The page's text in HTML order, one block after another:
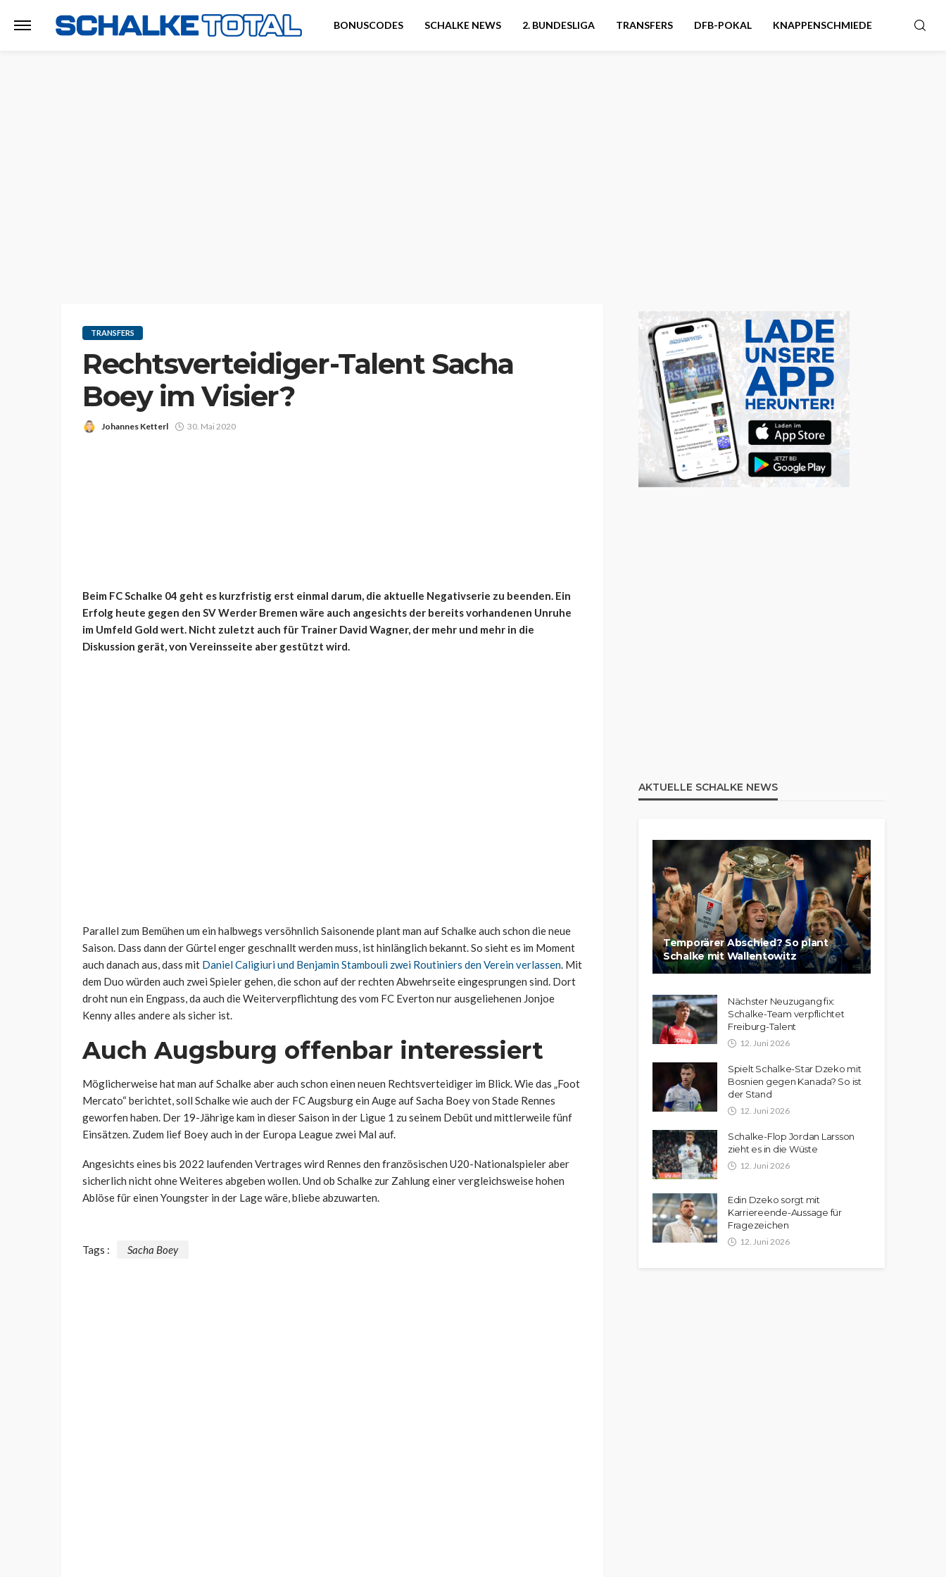
BONUSCODES SCHALKE NEWS 2. BUNDESLIGA TRANSFERS DFB-POKAL KNAPPENSCHMIEDE
TRANSFERS
Rechtsverteidiger-Talent Sacha
Boey im Visier?
Johannes Ketterl 30. Mai 2020
Beim FC Schalke 04 geht es kurzfristig erst einmal darum, die aktuelle Negativserie zu beenden. Ein
Erfolg heute gegen den SV Werder Bremen wäre auch angesichts der bereits vorhandenen Unruhe
im Umfeld Gold wert. Nicht zuletzt auch für Trainer David Wagner, der mehr und mehr in die
Diskussion gerät, von Vereinsseite aber gestützt wird.
Parallel zum Bemühen um ein halbwegs versöhnlich Saisonende plant man auf Schalke auch schon die neue
Saison. Dass dann der Gürtel enger geschnallt werden muss, ist hinlänglich bekannt. So sieht es im Moment
auch danach aus, dass mit Daniel Caligiuri und Benjamin Stambouli zwei Routiniers den Verein verlassen. Mit
dem Duo würden auch zwei Spieler gehen, die schon auf der rechten Abwehrseite eingesprungen sind. Dort
droht nun ein Engpass, da auch die Weiterverpflichtung des vom FC Everton nur ausgeliehenen Jonjoe
Kenny alles andere als sicher ist.
Auch Augsburg offenbar interessiert
Möglicherweise hat man auf Schalke aber auch schon einen neuen Rechtsverteidiger im Blick. Wie das „Foot
Mercato“ berichtet, soll Schalke wie auch der FC Augsburg ein Auge auf Sacha Boey von Stade Rennes
geworfen haben. Der 19-Jährige kam in dieser Saison in der Ligue 1 zu seinem Debüt und mittlerweile fünf
Einsätzen. Zudem lief Boey auch in der Europa League zwei Mal auf.
Angesichts eines bis 2022 laufenden Vertrages wird Rennes den französischen U20-Nationalspieler aber
sicherlich nicht ohne Weiteres abgeben wollen. Und ob Schalke zur Zahlung einer vergleichsweise hohen
Ablöse für einen Youngster in der Lage wäre, bliebe abzuwarten.
Tags : Sacha Boey
AKTUELLE SCHALKE NEWS
Temporärer Abschied? So plant
Schalke mit Wallentowitz
Nächster Neuzugang fix:
Schalke-Team verpflichtet
Freiburg-Talent
12. Juni 2026
Spielt Schalke-Star Dzeko mit
Bosnien gegen Kanada? So ist
der Stand
12. Juni 2026
Schalke-Flop Jordan Larsson
zieht es in die Wüste
12. Juni 2026
Edin Dzeko sorgt mit
Karriereende-Aussage für
Fragezeichen
12. Juni 2026